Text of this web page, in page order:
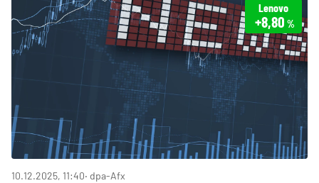
Lenovo
+8,80 %
10.12.2025, 11:40‧ dpa-Afx